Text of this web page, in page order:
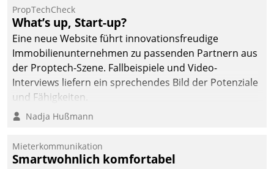
Datatrain ermöglicht
automatisiert ausgelöste,
zielgerichtete
Mieterbefragungen – eine
starke Grundlage für
intelligente,
Entscheidungen.
PropTechCheck
What’s up, Start-up?
Eine neue Website führt innovationsfreudige
Immobilienunternehmen zu passenden Partnern aus
der Proptech-Szene. Fallbeispiele und Video-
Interviews liefern ein sprechendes Bild der Potenziale
und Fähigkeiten.
Nadja Hußmann
Mieterkommunikation
Smartwohnlich komfortabel